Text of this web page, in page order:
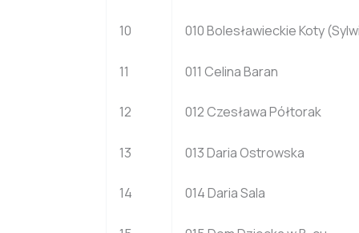
10
11
12
13
14
010 Bolesławieckie Koty
011 Celina Baran
012 Czesława Półtorak
013 Daria Ostrowska
014 Daria Sala